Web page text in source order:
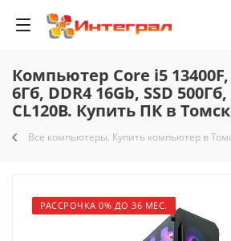
Компьютер Core i5 13400F,
6Гб, DDR4 16Gb, SSD
CL120B. Купить ПК в
Все компьютеры. Купить компьютер в
РАССРОЧКА 0% ДО 36 МЕС.